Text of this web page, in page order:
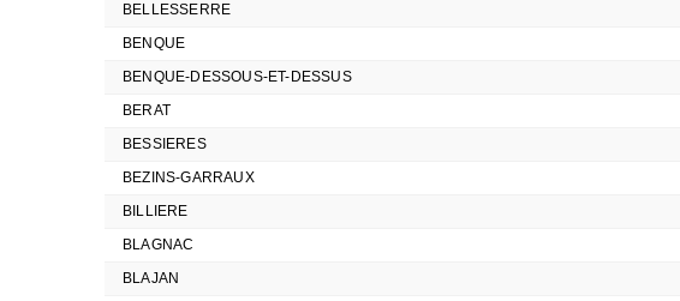
BELLESSERRE
BENQUE
BENQUE-DESSOUS-ET-DESSUS
BERAT
BESSIERES
BEZINS-GARRAUX
BILLIERE
BLAGNAC
BLAJAN